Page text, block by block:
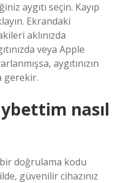
aygıtı seçin. Kayıp
Ekrandaki
aklınızda
veya Apple
aygıtınızın
gerekir.
nasıl
bir doğrulama kodu
güvenilir cihazınız